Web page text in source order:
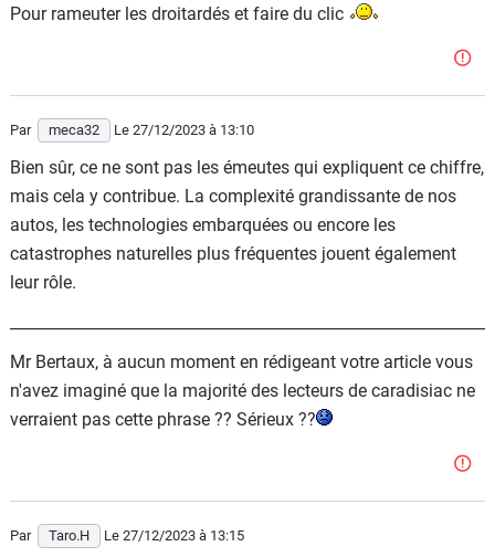
Pour rameuter les droitardés et faire du clic
Par meca32 Le 27/12/2023 à 13:10
Bien sûr, ce ne sont pas les émeutes qui expliquent ce chiffre,
mais cela y contribue. La complexité grandissante de nos
autos, les technologies embarquées ou encore les
catastrophes naturelles plus fréquentes jouent également
leur rôle.
Mr Bertaux, à aucun moment en rédigeant votre article vous
n'avez imaginé que la majorité des lecteurs de caradisiac ne
verraient pas cette phrase ?? Sérieux ??
Par Taro.H Le 27/12/2023 à 13:15